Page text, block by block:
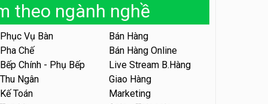
Tuyển nhân viên phục vụ ca
tối – quán kem dừa
Quán kem dừa
Tuyển nhân viên phụ bếp –
Bún Đậu Mắm Tôm – Bếp
Bún Đậu Mắm Tôm - Bếp Tiên
theo ngành nghề
Phục Vụ Bàn
Bán Hàng
Pha Chế
Bán Hàng Online
Bếp Chính - Phụ Bếp
Live Stream B.Hàng
Thu Ngân
Giao Hàng
Kế Toán
Marketing